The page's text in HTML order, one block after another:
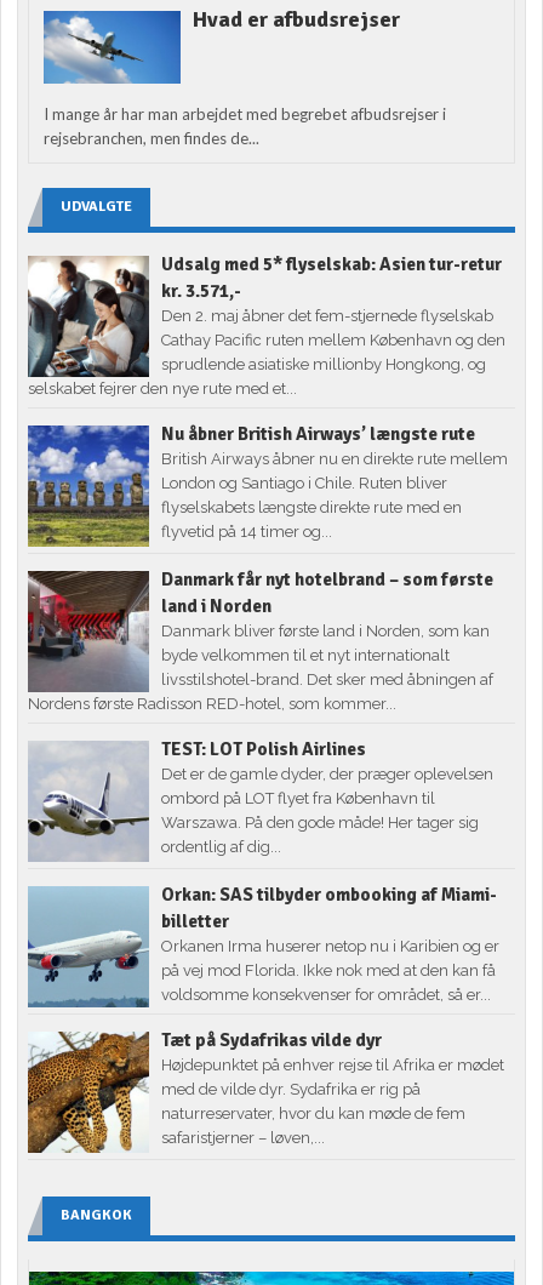
Hvad er afbudsrejser
I mange år har man arbejdet med begrebet afbudsrejser i
rejsebranchen, men findes de...
UDVALGTE
Udsalg med 5* flyselskab: Asien tur-retur
kr. 3.571,-
Den 2. maj åbner det fem-stjernede flyselskab
Cathay Pacific ruten mellem København og den
sprudlende asiatiske millionby Hongkong, og
selskabet fejrer den nye rute med et...
Nu åbner British Airways’ længste rute
British Airways åbner nu en direkte rute mellem
London og Santiago i Chile. Ruten bliver
flyselskabets længste direkte rute med en
flyvetid på 14 timer og...
Danmark får nyt hotelbrand – som første
land i Norden
Danmark bliver første land i Norden, som kan
byde velkommen til et nyt internationalt
livsstilshotel-brand. Det sker med åbningen af
Nordens første Radisson RED-hotel, som kommer...
TEST: LOT Polish Airlines
Det er de gamle dyder, der præger oplevelsen
ombord på LOT flyet fra København til
Warszawa. På den gode måde! Her tager sig
ordentlig af dig...
Orkan: SAS tilbyder ombooking af Miami-
billetter
Orkanen Irma huserer netop nu i Karibien og er
på vej mod Florida. Ikke nok med at den kan få
voldsomme konsekvenser for området, så er...
Tæt på Sydafrikas vilde dyr
Højdepunktet på enhver rejse til Afrika er mødet
med de vilde dyr. Sydafrika er rig på
naturreservater, hvor du kan møde de fem
safaristjerner – løven,...
BANGKOK